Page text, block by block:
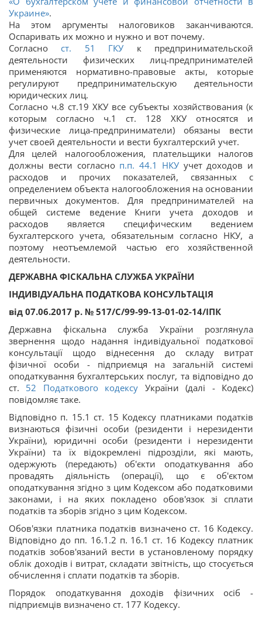
Украине».
На этом аргументы налоговиков заканчиваются.
Оспаривать их можно и нужно и вот почему.
Согласност. 51 ГКУ к предпринимательской
деятельности физических лиц-предпринимателей
применяются нормативно-правовые акты, которые
регулируют предпринимательскую деятельности
юридических лиц.
Согласно ч.8 ст.19 ХКУ все субъекты хозяйствования (к
которым согласно ч.1 ст. 128 ХКУ относятся и
физические лица-предприниматели) обязаны вести
учет своей деятельности и вести бухгалтерский учет.
Для целей налогообложения, плательщики налогов
должны вести согласно п.п. 44.1 НКУучет доходов и
расходов и прочих показателей, связанных с
определением объекта налогообложения на основании
первичных документов. Для предпринимателей на
общей системе ведение Книги учета доходов и
расходов является специфическим ведением
бухгалтерского учета, обязательным согласно НКУ, а
поэтому неотъемлемой частью его хозяйственной
деятельности.
ДЕРЖАВНА ФІСКАЛЬНА СЛУЖБА УКРАЇНИ
ІНДИВІДУАЛЬНА ПОДАТКОВА КОНСУЛЬТАЦІЯ
від 07.06.2017 р. № 517/С/99-99-13-01-02-14/ІПК
Державна фіскальна служба України розглянула
звернення щодо надання індивідуальної податкової
консультації щодо віднесення до складу витрат
фізичної особи - підприємця на загальній системі
оподаткування бухгалтерських послуг, та відповідно до
ст. 52 Податкового кодексу України (далі - Кодекс)
повідомляє таке.
Відповідно п. 15.1 ст. 15 Кодексу платниками податків
визнаються фізичні особи (резиденти і нерезиденти
України), юридичні особи (резиденти і нерезиденти
України) та їх відокремлені підрозділи, які мають,
одержують (передають) об'єкти оподаткування або
провадять діяльність (операції), що є об'єктом
оподаткування згідно з цим Кодексом або податковими
законами, і на яких покладено обов'язок зі сплати
податків та зборів згідно з цим Кодексом.
Обов'язки платника податків визначено ст. 16 Кодексу.
Відповідно до пп. 16.1.2 п. 16.1 ст. 16 Кодексу платник
податків зобов'язаний вести в установленому порядку
облік доходів і витрат, складати звітність, що стосується
обчислення і сплати податків та зборів.
Порядок оподаткування доходів фізичних осіб -
підприємців визначено ст. 177 Кодексу.